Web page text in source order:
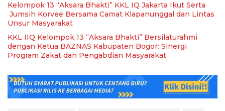
Kelompok 13 “Aksara Bhakti” KKL IQ Jakarta Ikut Serta
Jumsih Korvee Bersama Camat Klapanunggal dan Lintas
Unsur Masyarakat
KKL IIQ Kelompok 13 “Aksara Bhakti” Bersilaturahmi
dengan Ketua BAZNAS Kabupaten Bogor: Sinergi
Program Zakat dan Pengabdian Masyarakat